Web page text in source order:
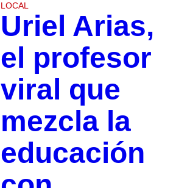
LOCAL
Uriel Arias,
el profesor
viral que
mezcla la
educación